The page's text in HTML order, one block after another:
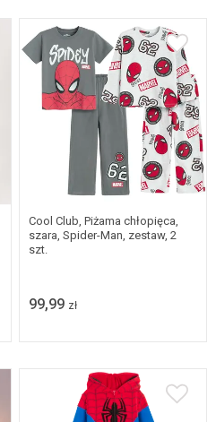
Dostępne w wielu
rozmiarach
Cool Club, Piżama chłopięca,
szara, Spider-Man, zestaw, 2
szt.
99,99 zł